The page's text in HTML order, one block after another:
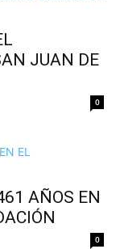
JUAN DE
0
AÑOS EN
0